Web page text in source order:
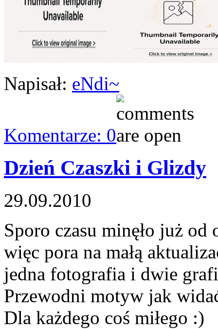
Napisał: eNdi~
Komentarze: 0
Dzień Czaszki i Glizdy
29.09.2010
Sporo czasu minęło już
więc pora na małą
jedna fotografia i dwie
Przewodni motyw jak
Dla każdego coś miłego :)